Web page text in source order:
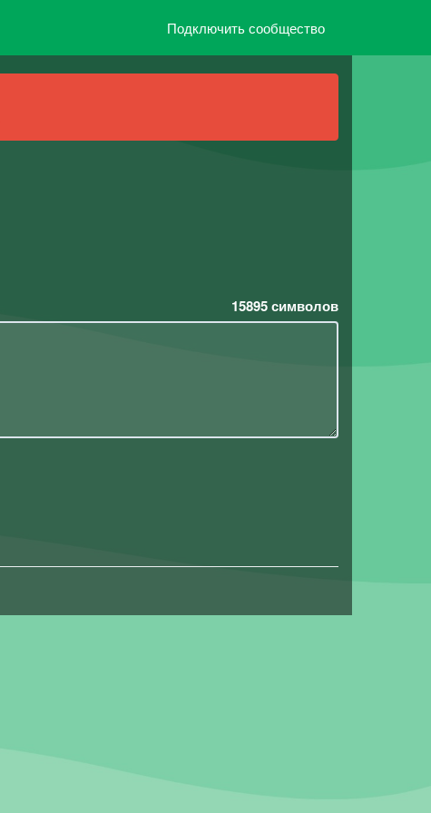
Подключить сообщество
15895символов